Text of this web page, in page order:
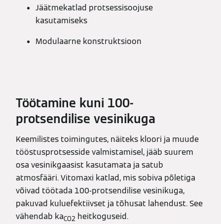
Jäätmekatlad protsessisoojuse
kasutamiseks
Modulaarne konstruktsioon
Töötamine kuni 100-
protsendilise vesinikuga
Keemilistes toimingutes, näiteks kloori ja muude
tööstusprotsesside valmistamisel, jääb suurem
osa vesinikgaasist kasutamata ja satub
atmosfääri. Vitomaxi katlad, mis sobiva põletiga
võivad töötada 100-protsendilise vesinikuga,
pakuvad kuluefektiivset ja tõhusat lahendust. See
vähendab kaCO2 heitkoguseid.